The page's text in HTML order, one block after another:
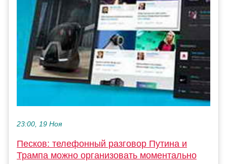
23:00, 19 Ноя
Песков: телефонный разговор Путина и
Трампа можно организовать моментально